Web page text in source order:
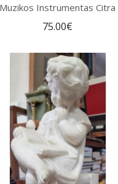
Muzikos Instrumentas Citra
75.00€